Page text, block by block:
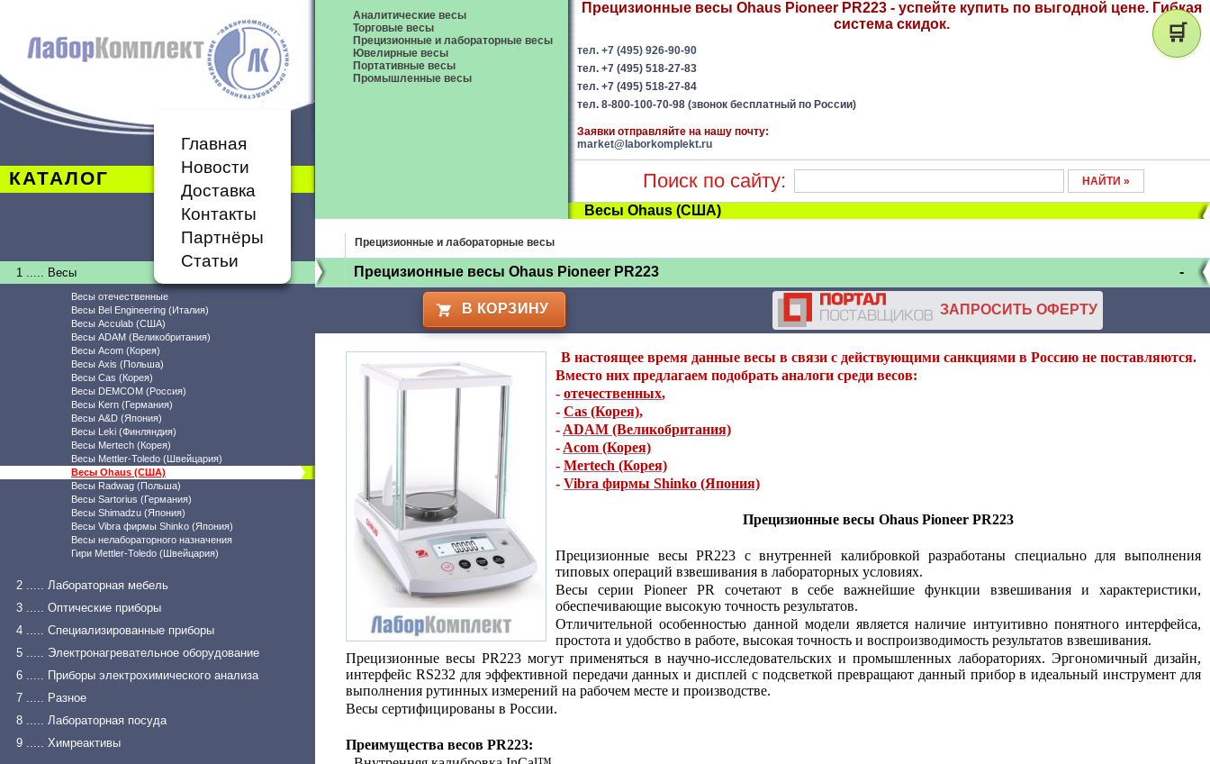
КАТАЛОГ
Главная
Новости
Доставка
Контакты
Партнёры
Статьи
1 ..... Весы
Весы отечественные
Весы Bel Engineering (Италия)
Весы Acculab (США)
Весы ADAM (Великобритания)
Весы Acom (Корея)
Весы Axis (Польша)
Весы Cas (Корея)
Весы DEMCOM (Россия)
Весы Kern (Германия)
Весы A&D (Япония)
Весы Leki (Финляндия)
Весы Mertech (Корея)
Весы Mettler-Toledo (Швейцария)
Весы Ohaus (США)
Весы Radwag (Польша)
Весы Sartorius (Германия)
Весы Shimadzu (Япония)
Весы Vibra фирмы Shinko (Япония)
Весы нелабораторного назначения
Гири Mettler-Toledo (Швейцария)
2 ..... Лабораторная мебель
3 ..... Оптические приборы
4 ..... Специализированные приборы
5 ..... Электронагревательное оборудование
6 ..... Приборы электрохимического анализа
7 ..... Разное
8 ..... Лабораторная посуда
9 ..... Химреактивы
Аналитические весы
Торговые весы
Прецизионные и лабораторные весы
Ювелирные весы
Портативные весы
Промышленные весы
Прецизионные весы Ohaus Pioneer PR223 - успейте купить по выгодной цене. Гибкая
система скидок.
тел. +7 (495) 926-90-90
тел. +7 (495) 518-27-83
тел. +7 (495) 518-27-84
тел. 8-800-100-70-98 (звонок бесплатный по России)
Заявки отправляйте на нашу почту:
market@laborkomplekt.ru
Поиск по сайту:
Весы Ohaus (США)
Прецизионные и лабораторные весы
Прецизионные весы Ohaus Pioneer PR223 -
В КОРЗИНУ ЗАПРОСИТЬ ОФЕРТУ
В настоящее время данные весы в связи с действующими санкциями в Россию не поставляются.
Вместо них предлагаем подобрать аналоги среди весов:
- отечественных,
- Cas (Корея),
- ADAM (Великобритания)
- Acom (Корея)
- Mertech (Корея)
- Vibra фирмы Shinko (Япония)
Прецизионные весы Ohaus Pioneer PR223
Прецизионные весы PR223 с внутренней калибровкой разработаны специально для выполнения
типовых операций взвешивания в лабораторных условиях.
Весы серии Pioneer PR сочетают в себе важнейшие функции взвешивания и характеристики,
обеспечивающие высокую точность результатов.
Отличительной особенностью данной модели является наличие интуитивно понятного интерфейса,
простота и удобство в работе, высокая точность и воспроизводимость результатов взвешивания.
Прецизионные весы PR223 могут применяться в научно-исследовательских и промышленных лабораториях. Эргономичный дизайн,
интерфейс RS232 для эффективной передачи данных и дисплей с подсветкой превращают данный прибор в идеальный инструмент для
выполнения рутинных измерений на рабочем месте и производстве.
Весы сертифицированы в России.
Преимущества весов PR223:
🛒